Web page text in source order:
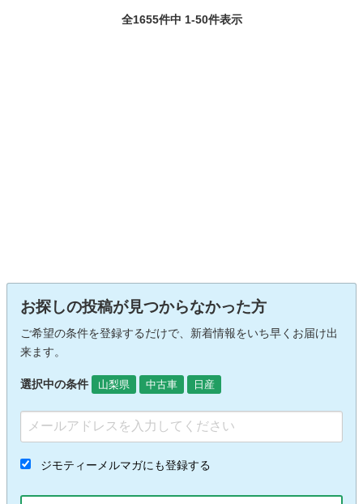
全1655件中 1-50件表示
お探しの投稿が見つからなかった方
ご希望の条件を登録するだけで、新着情報をいち早くお届け出
来ます。
選択中の条件 山梨県 中古車 日産
ジモティーメルマガにも登録する